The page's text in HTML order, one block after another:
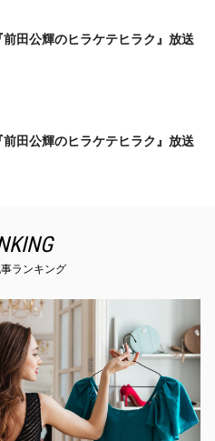
田公輝のヒラケテヒラク』放送
田公輝のヒラケテヒラク』放送
ランキング